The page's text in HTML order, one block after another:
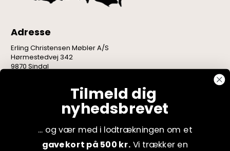
Adresse
Erling Christensen Møbler A/S
Hørmestedvej 342
9870 Sindal
Tilmeld dig
nyhedsbrevet
... og vær med i lodtrækningen om et
gavekort på 500 kr. Vi trækker en